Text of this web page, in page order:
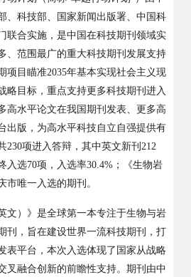
、科技部、国家新闻出版署、中国科
联合实施，是中国在科技期刊领域实
、范围最广的重大科技期刊发展支持
项目瞄准2035年基本实现社会主义现
略目标，重点支持更多科技期刊进入
高水平论文在我国期刊发表、更多高
出版，为高水平科技自立自强提供有
230项进入答辩，其中英文新刊 212
入选70项，入选率30.4% ；《生物岩
市唯一入选的期刊。
文）》是全球第一本专注于生物与岩
刊，旨在建设世界一流科技期刊，打
表平台，本次入选体现了国家从战略
叉融合创新的前瞻性支持。期刊由中